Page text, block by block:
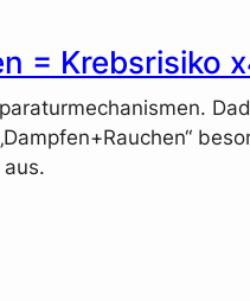
= Krebsrisiko